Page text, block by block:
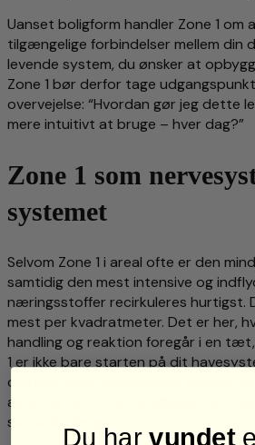
Uanset boligform handler Zone 1 om
tilgængelige forbindelser mellem din
levende system, du ønsker at
Zone 1 bør derfor tage
overvejelse: “Hvordan gør jeg dette
mere intuitivt at bruge – hver dag?”
Zone 1 som
systemet
Selvom Zone 1 i areal ofte er den
samtidig den mest intensive og
næringsstoffer recirkuleres hurtigst.
mest per kvadratmeter. Det er her,
handling og reaktion foregår i en
1 er ikke bare starten på dit
område, hvor forbindelsen mellem
aktiv, og hvor dine handlinger har
samlede design.
Du harvundet